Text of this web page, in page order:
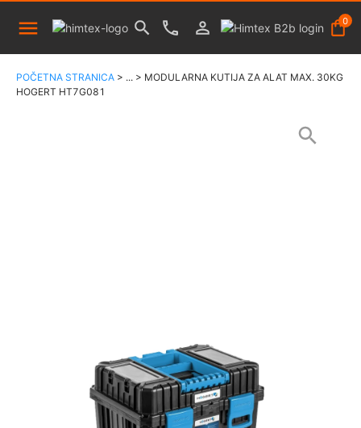
0
POČETNA STRANICA > ... > MODULARNA KUTIJA ZA ALAT MAX. 30KG
HOGERT HT7G081